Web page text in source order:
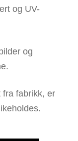
og UV-
og
fra fabrikk, er